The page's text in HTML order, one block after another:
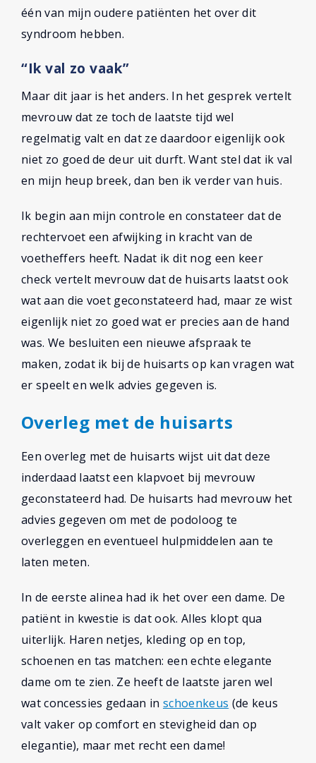
één van mijn oudere patiënten het over dit
syndroom hebben.
“Ik val zo vaak”
Maar dit jaar is het anders. In het gesprek vertelt
mevrouw dat ze toch de laatste tijd wel
regelmatig valt en dat ze daardoor eigenlijk ook
niet zo goed de deur uit durft. Want stel dat ik val
en mijn heup breek, dan ben ik verder van huis.
Ik begin aan mijn controle en constateer dat de
rechtervoet een afwijking in kracht van de
voetheffers heeft. Nadat ik dit nog een keer
check vertelt mevrouw dat de huisarts laatst ook
wat aan die voet geconstateerd had, maar ze wist
eigenlijk niet zo goed wat er precies aan de hand
was. We besluiten een nieuwe afspraak te
maken, zodat ik bij de huisarts op kan vragen wat
er speelt en welk advies gegeven is.
Overleg met de huisarts
Een overleg met de huisarts wijst uit dat deze
inderdaad laatst een klapvoet bij mevrouw
geconstateerd had. De huisarts had mevrouw het
advies gegeven om met de podoloog te
overleggen en eventueel hulpmiddelen aan te
laten meten.
In de eerste alinea had ik het over een dame. De
patiënt in kwestie is dat ook. Alles klopt qua
uiterlijk. Haren netjes, kleding op en top,
schoenen en tas matchen: een echte elegante
dame om te zien. Ze heeft de laatste jaren wel
wat concessies gedaan inschoenkeus (de keus
valt vaker op comfort en stevigheid dan op
elegantie), maar met recht een dame!